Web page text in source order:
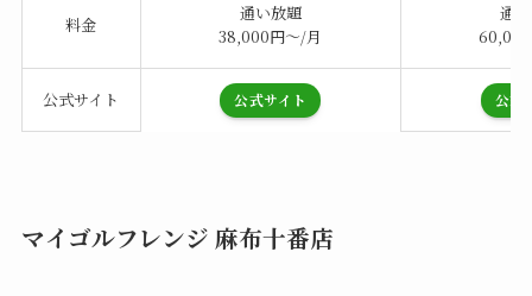
料金
通い放題
38,000円～/月
通
公式サイト 公式サイト 公式
マイゴルフレンジ 麻布十番店